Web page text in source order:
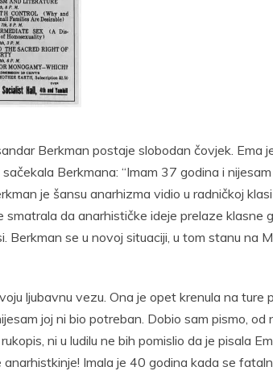
Berkman postaje slobodan čovjek. Ema
Berkmana: “Imam 37 godina i
je šansu anarhizma vidio u radničkoj
da anarhističke ideje prelaze klasne
Berkman se u novoj situaciji, u tom stanu na
ljubavnu vezu. Ona je opet krenula na ture
joj ni bio potreban. Dobio sam pismo, od
ni u ludilu ne bih pomislio da je pisala
Imala je 40 godina kada se
čovjekom.
Podijelite na:
Twitter
Email